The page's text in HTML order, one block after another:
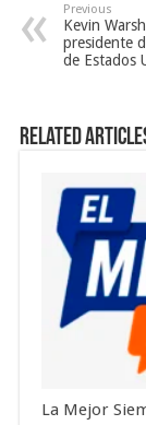
Previous
Kevin
presidente
de Estados
Related
La Mejor